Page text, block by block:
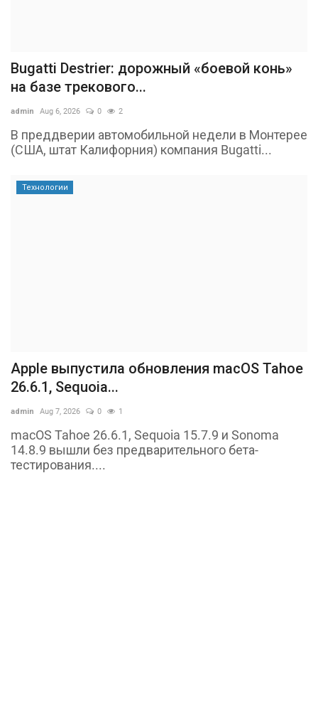
Bugatti Destrier: дорожный «боевой конь»
на базе трекового...
admin Aug 6, 2026 0 2
В преддверии автомобильной недели в Монтерее
(США, штат Калифорния) компания Bugatti...
Технологии
Apple выпустила обновления macOS Tahoe
26.6.1, Sequoia...
admin Aug 7, 2026 0 1
macOS Tahoe 26.6.1, Sequoia 15.7.9 и Sonoma
14.8.9 вышли без предварительного бета-
тестирования....